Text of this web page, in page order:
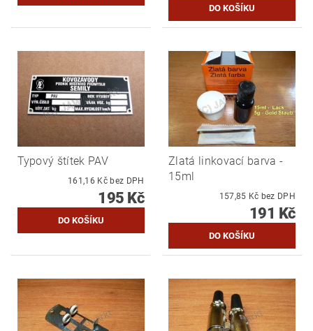
Typový štítek PAV
161,16 Kč bez DPH
195 Kč
Zlatá linkovací barva -
15ml
157,85 Kč bez DPH
191 Kč